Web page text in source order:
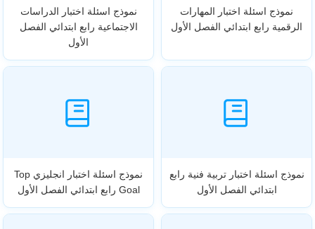
نموذج اسئلة اختبار المهارات
الرقمية رابع ابتدائي الفصل الأول
نموذج اسئلة اختبار الدراسات
الاجتماعية رابع ابتدائي الفصل
الأول
نموذج اسئلة اختبار تربية فنية رابع
ابتدائي الفصل الأول
نموذج اسئلة اختبار انجليزي Top
Goal رابع ابتدائي الفصل الأول